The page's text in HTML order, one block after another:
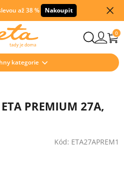
až 38 % Nakoupit
0
kategorie
PREMIUM 27A,
Kód: ETA27APREM1